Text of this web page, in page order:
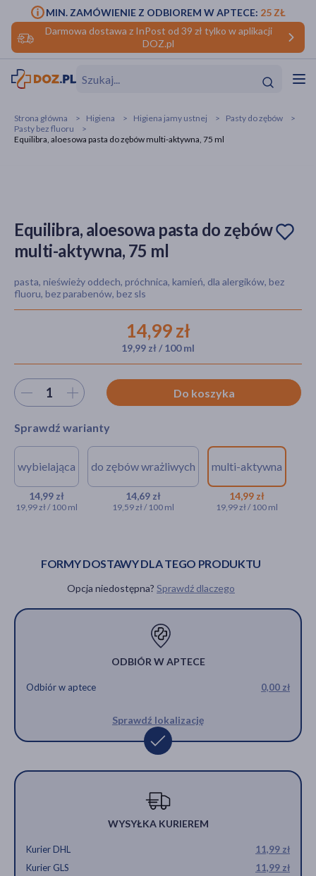
Darmowa dostawa z InPost od 39 zł tylko w aplikacji
DOZ.pl
MIN. ZAMÓWIENIE Z ODBIOREM W APTECE: 25 ZŁ
Strona główna Higiena Higiena jamy ustnej
Pasty do zębów
Pasty bez fluoru
Equilibra, aloesowa pasta do zębów multi-aktywna, 75 ml
Equilibra, aloesowa pasta do zębów
multi-aktywna, 75 ml
pasta, nieświeży oddech, próchnica, kamień, dla alergików, bez
fluoru, bez parabenów, bez sls
14,99 zł
19,99 zł / 100 ml
Wybierz ilość Do koszyka
Sprawdź warianty
wybielająca
14,99 zł
19,99 zł / 100 ml
Equilibra, aloesowa pasta do
zębów wybielająca, 75 ml
do zębów wrażliwych
14,69 zł
19,59 zł / 100 ml
Equilibra, aloesowa
pasta do zębów
wrażliwych, 75 ml
multi-aktywna
14,99 zł
19,99 zł / 100 ml
Equilibra,
aloesowa
pasta do
75 ml
FORMY DOSTAWY DLA TEGO PRODUKTU
Opcja niedostępna? Sprawdź dlaczego
ODBIÓR W APTECE
Odbiór w aptece 0,00 zł
Sprawdź lokalizację
WYSYŁKA KURIEREM
Kurier DHL
11,99 zł
Kurier GLS
11,99 zł